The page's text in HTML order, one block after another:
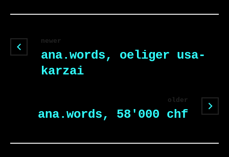
newer
ana.words, oeliger usa-
karzai
older
ana.words, 58'000 chf